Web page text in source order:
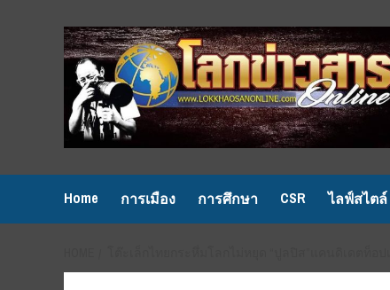
Home การเมือง การศึกษา CSR ไลฟ์สไตล์